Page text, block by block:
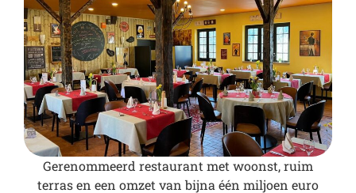
Gerenommeerd restaurant met woonst, ruim
terras en een omzet van bijna één miljoen euro